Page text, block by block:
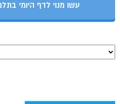
עשו מנוי לדף היומי